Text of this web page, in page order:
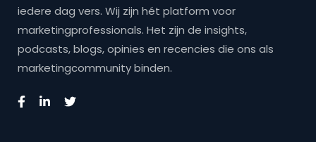
iedere dag vers. Wij zijn hét platform voor
marketingprofessionals. Het zijn de insights,
podcasts, blogs, opinies en recencies die ons als
marketingcommunity binden.